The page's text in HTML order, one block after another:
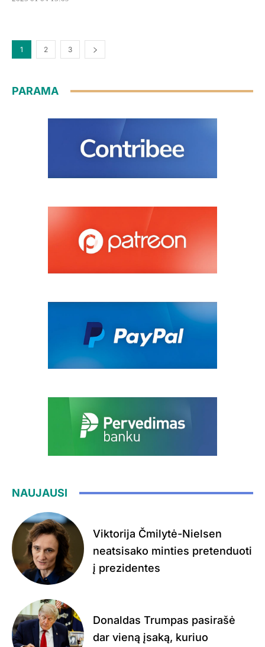
1 2 3
PARAMA
NAUJAUSI
Viktorija Čmilytė-Nielsen
neatsisako minties pretenduoti
į prezidentes
Donaldas Trumpas pasirašė
dar vieną įsaką, kuriuo